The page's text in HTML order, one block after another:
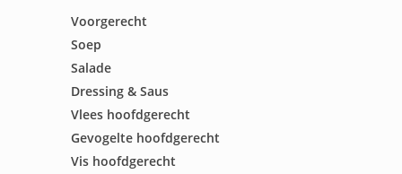
Voorgerecht
Soep
Salade
Dressing & Saus
Vlees hoofdgerecht
Gevogelte hoofdgerecht
Vis hoofdgerecht